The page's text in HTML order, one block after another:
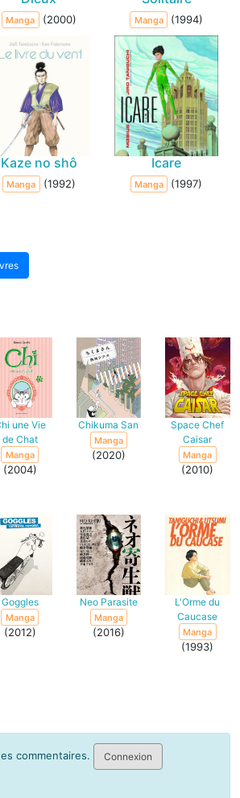
Manga (2000) Manga (1994)
Kaze no shô
Manga (1992)
Icare
Manga (1997)
une Vie
de Chat
Manga
(2004)
Chikuma San
Manga
(2020)
Space Chef
Caisar
Manga
(2010)
Goggles
Manga
(2012)
Neo Parasite
Manga
(2016)
L'Orme du
Caucase
Manga
(1993)
commentaires. Connexion